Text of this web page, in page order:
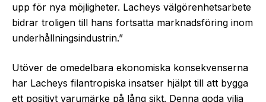
upp för nya möjligheter. Lacheys välgörenhetsarbete
bidrar troligen till hans fortsatta marknadsföring inom
underhållningsindustrin.”
Utöver de omedelbara ekonomiska konsekvenserna
har Lacheys filantropiska insatser hjälpt till att bygga
ett positivt varumärke på lång sikt. Denna goda vilja